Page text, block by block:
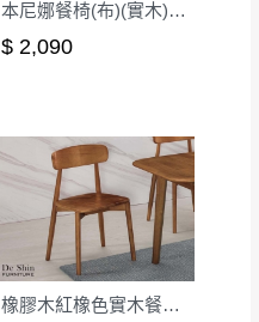
本尼娜餐椅(布)(實木)(洗白色)(MI-757-1)
$ 2,090
橡膠木紅橡色實木餐椅(9227)